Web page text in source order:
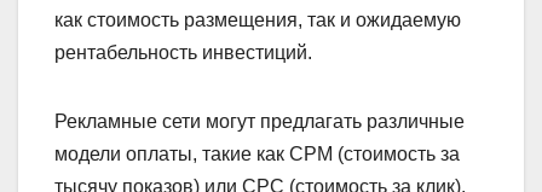
как стоимость размещения, так и ожидаемую
рентабельность инвестиций.
Рекламные сети могут предлагать различные
модели оплаты, такие как CPM (стоимость за
тысячу показов) или CPC (стоимость за клик).